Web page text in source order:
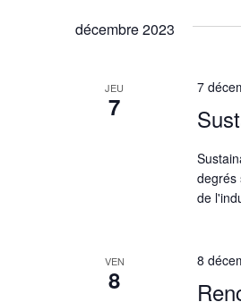
de
décembre 2023
JEU
7
7
degrés
de
VEN
8
8